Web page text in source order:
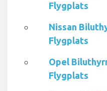
Flygplats
Nissan
Flygplats
Opel
Flygplats